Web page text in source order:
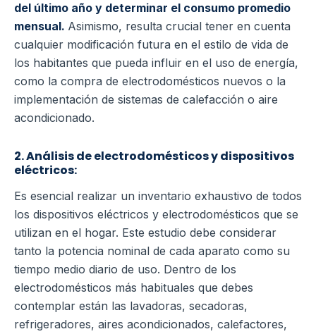
del último año y determinar el consumo promedio
mensual. Asimismo, resulta crucial tener en cuenta
cualquier modificación futura en el estilo de vida de
los habitantes que pueda influir en el uso de energía,
como la compra de electrodomésticos nuevos o la
implementación de sistemas de calefacción o aire
acondicionado.
2. Análisis de electrodomésticos y dispositivos
eléctricos:
Es esencial realizar un inventario exhaustivo de todos
los dispositivos eléctricos y electrodomésticos que se
utilizan en el hogar. Este estudio debe considerar
tanto la potencia nominal de cada aparato como su
tiempo medio diario de uso. Dentro de los
electrodomésticos más habituales que debes
contemplar están las lavadoras, secadoras,
refrigeradores, aires acondicionados, calefactores,